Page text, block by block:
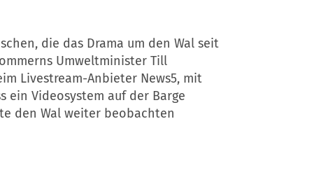
die das Drama um den Wal seit
Umweltminister Till
Livestream-Anbieter News5, mit
ein Videosystem auf der Barge
den Wal weiter beobachten